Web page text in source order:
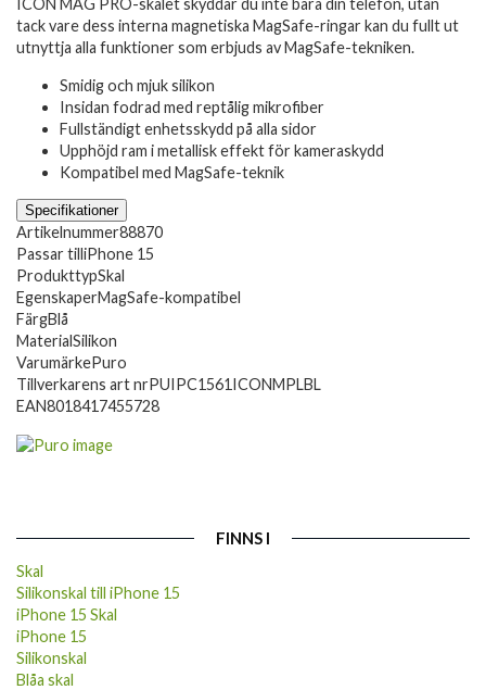
ICON MAG PRO-skalet skyddar du inte bara din telefon, utan
tack vare dess interna magnetiska MagSafe-ringar kan du fullt ut
utnyttja alla funktioner som erbjuds av MagSafe-tekniken.
Smidig och mjuk silikon
Insidan fodrad med reptålig mikrofiber
Fullständigt enhetsskydd på alla sidor
Upphöjd ram i metallisk effekt för kameraskydd
Kompatibel med MagSafe-teknik
Specifikationer
Artikelnummer88870
Passar tilliPhone 15
ProdukttypSkal
EgenskaperMagSafe-kompatibel
FärgBlå
MaterialSilikon
VarumärkePuro
Tillverkarens art nrPUIPC1561ICONMPLBL
EAN8018417455728
FINNS I
Skal
Silikonskal till iPhone 15
iPhone 15 Skal
iPhone 15
Silikonskal
Blåa skal